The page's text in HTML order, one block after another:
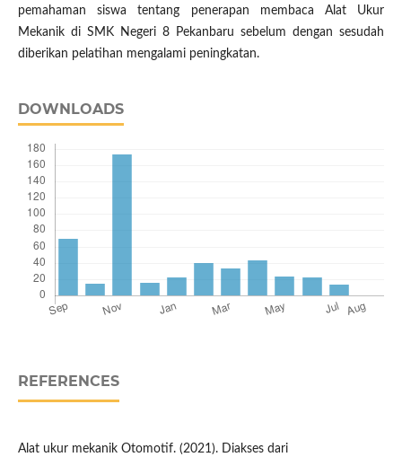
pemahaman siswa tentang penerapan membaca Alat Ukur
Mekanik di SMK Negeri 8 Pekanbaru sebelum dengan sesudah
diberikan pelatihan mengalami peningkatan.
DOWNLOADS
REFERENCES
Alat ukur mekanik Otomotif. (2021). Diakses dari